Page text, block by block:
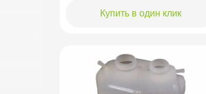
Купить в один клик